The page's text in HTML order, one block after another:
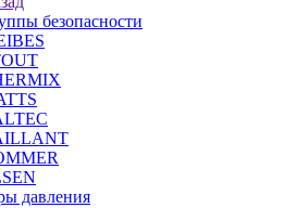
безопасности
давления